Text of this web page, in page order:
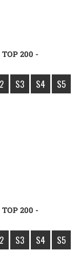
200 -
S3 S4 S5
200 -
S3 S4 S5